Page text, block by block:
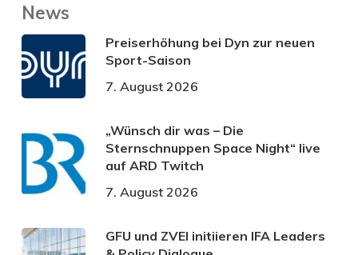
News
Preiserhöhung bei Dyn zur neuen
Sport-Saison
7. August 2026
„Wünsch dir was – Die
Sternschnuppen Space Night“ live
auf ARD Twitch
7. August 2026
GFU und ZVEI initiieren IFA Leaders